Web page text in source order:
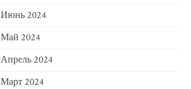
Июнь 2024
Май 2024
Апрель 2024
Март 2024